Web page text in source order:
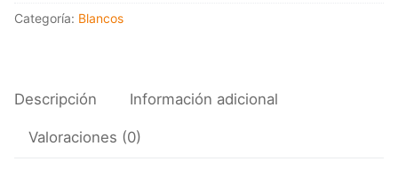
cantidad
Categoría: Blancos
Descripción Información adicional
Valoraciones (0)